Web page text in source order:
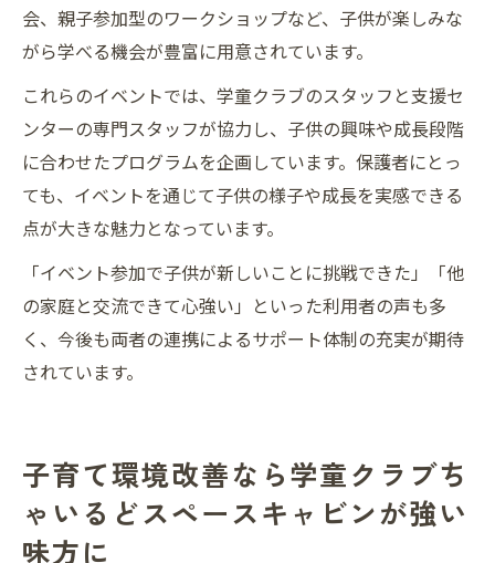
会、親子参加型のワークショップなど、子供が楽しみな
がら学べる機会が豊富に用意されています。
これらのイベントでは、学童クラブのスタッフと支援セ
ンターの専門スタッフが協力し、子供の興味や成長段階
に合わせたプログラムを企画しています。保護者にとっ
ても、イベントを通じて子供の様子や成長を実感できる
点が大きな魅力となっています。
「イベント参加で子供が新しいことに挑戦できた」「他
の家庭と交流できて心強い」といった利用者の声も多
く、今後も両者の連携によるサポート体制の充実が期待
されています。
子育て環境改善なら学童クラブち
ゃいるどスペースキャビンが強い
味方に